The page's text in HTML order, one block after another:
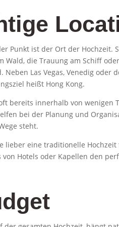
Punkt ist der Ort der Hochzeit.
Wald, die Trauung am Schiff
Neben Las Vegas, Venedig oder
heißt Hong Kong.
bereits innerhalb von wenigen
bei der Planung und
steht.
lieber eine traditionelle
von Hotels oder Kapellen den